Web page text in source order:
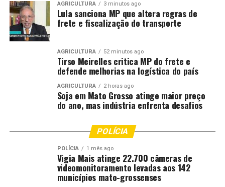
AGRICULTURA 3 minutos ago
Lula sanciona MP que altera regras de
frete e fiscalização do transporte
AGRICULTURA 52 minutos ago
Tirso Meirelles critica MP do frete e
defende melhorias na logística do país
AGRICULTURA 2 horas ago
Soja em Mato Grosso atinge maior preço
do ano, mas indústria enfrenta desafios
POLÍCIA
POLÍCIA 1 mês ago
Vigia Mais atinge 22.700 câmeras de
videomonitoramento levadas aos 142
municípios mato-grossenses